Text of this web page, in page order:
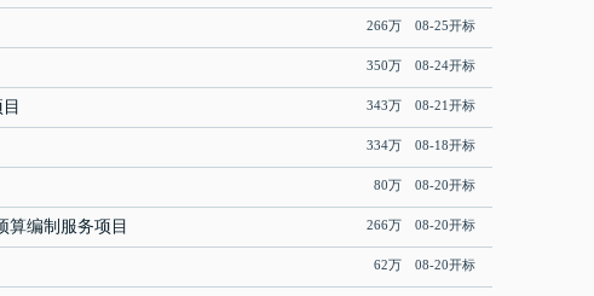
266万 08-25开标
350万 08-24开标
343万 08-21开标
334万 08-18开标
80万 08-20开标
算编制服务项目 266万 08-20开标
62万 08-20开标